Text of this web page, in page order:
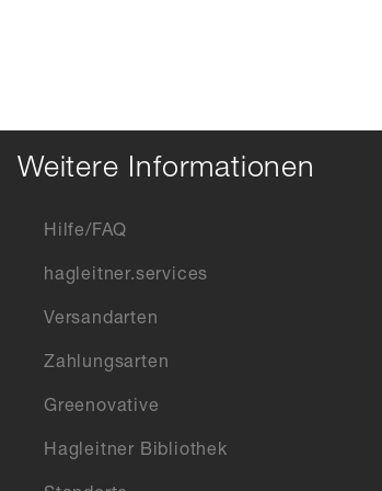
Weitere Informationen
Hilfe/FAQ
hagleitner.services
Versandarten
Zahlungsarten
Greenovative
Hagleitner Bibliothek